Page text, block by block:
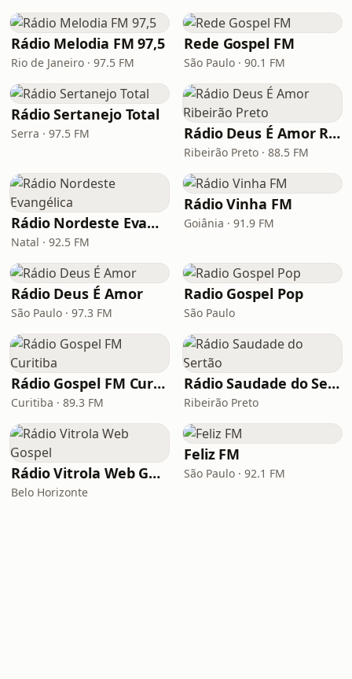
Rádio Melodia FM 97,5
Rio de Janeiro · 97.5 FM
Rede Gospel FM
São Paulo · 90.1 FM
Rádio Sertanejo Total
Serra · 97.5 FM Rádio Deus É Amor Ribeirão Preto
Ribeirão Preto · 88.5 FM
Rádio Nordeste Evangélica
Natal · 92.5 FM
Rádio Vinha FM
Goiânia · 91.9 FM
Rádio Deus É Amor
São Paulo · 97.3 FM
Radio Gospel Pop
São Paulo
Rádio Gospel FM Curitiba
Curitiba · 89.3 FM
Rádio Saudade do Sertão
Ribeirão Preto
Rádio Vitrola Web Gospel
Belo Horizonte
Feliz FM
São Paulo · 92.1 FM